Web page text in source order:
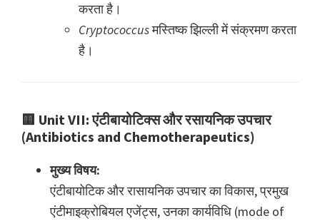
करता है।
Cryptococcusमस्तिष्क झिल्ली में संक्रमण करता
है।
🟨 Unit VII: एंटीबायोटिक्स और रसायनिक उपचार
(Antibiotics and Chemotherapeutics)
मुख्य विषय:
एंटीबायोटिक और रासायनिक उपचार का विकास, प्रमुख
एंटीमाइक्रोबियल एजेंट्स, उनका कार्यविधि (mode of